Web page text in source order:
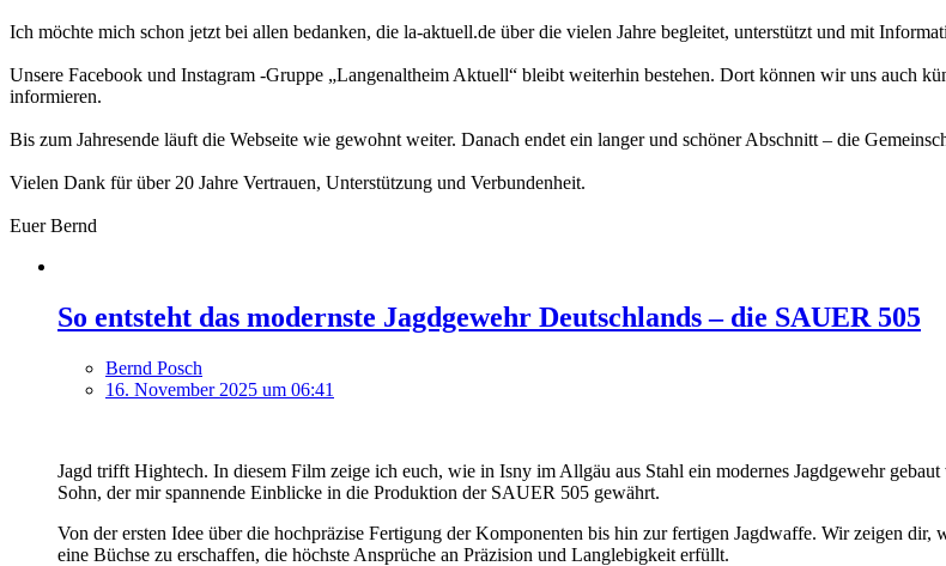
Ich möchte mich schon jetzt bei allen bedanken, die la-aktuell.de über die vielen Jahre begleitet, unterstützt und mit
Unsere Facebook und Instagram -Gruppe „Langenaltheim Aktuell“ bleibt weiterhin bestehen. Dort können wir uns auch
informieren.
Bis zum Jahresende läuft die Webseite wie gewohnt weiter. Danach endet ein langer und schöner Abschnitt – die
Vielen Dank für über 20 Jahre Vertrauen, Unterstützung und Verbundenheit.
Euer Bernd
So entsteht das modernste Jagdgewehr Deutschlands – die SAUER 505
Bernd Posch
16. November 2025 um 06:41
Jagd trifft Hightech. In diesem Film zeige ich euch, wie in Isny im Allgäu aus Stahl ein modernes Jagdgewehr
Sohn, der mir spannende Einblicke in die Produktion der SAUER 505 gewährt.
Von der ersten Idee über die hochpräzise Fertigung der Komponenten bis hin zur fertigen Jagdwaffe. Wir zeigen
eine Büchse zu erschaffen, die höchste Ansprüche an Präzision und Langlebigkeit erfüllt.